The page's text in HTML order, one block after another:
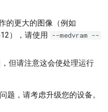
的更大的图像（例如
），请使用 --medvram --
，但请注意这会使处理运行
题，请考虑升级您的设备。